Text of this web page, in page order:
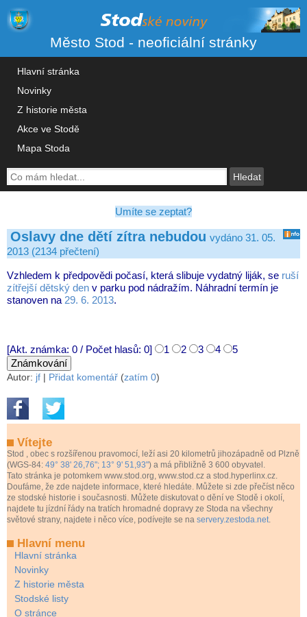
Město Stod - neoficiální stránky
Hlavní stránka
Novinky
Z historie města
Akce ve Stodě
Mapa Stoda
Umíte se zeptat?
Oslavy dne dětí zítra nebudou vydáno 31. 05.
2013 (2134 přečtení)
Vzhledem k předpovědi počasí, která slibuje vydatný liják, se ruší
zítřejší dětský den v parku pod nádražím. Náhradní termín je
stanoven na 29. 6. 2013.
[Akt. známka: 0 / Počet hlasů: 0] 1 2 3 4 5
Autor: jf | Přidat komentář (zatím 0)
Vítejte
Stod , obec s rozšířenou pravomocí, leží asi 20 kilometrů jihozápadně od Plzně
(WGS-84: 49° 38' 26,76"; 13° 9' 51,93") a má přibližně 3 600 obyvatel.
Tato stránka je potomkem www.stod.org, www.stod.cz a stod.hyperlinx.cz.
Doufáme, že zde najdete informace, které hledáte. Můžete si zde přečíst něco
ze stodské historie i současnosti. Můžete diskutovat o dění ve Stodě i okolí,
najdete tu jízdní řády na tratích hromadné dopravy ze Stoda na všechny
světové strany, najdete i něco více, podívejte se na servery.zestoda.net.
Hlavní menu
Hlavní stránka
Novinky
Z historie města
Stodské listy
O stránce